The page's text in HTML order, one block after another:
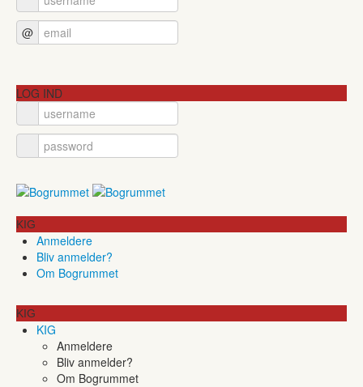
@
LOG IND
KIG
Anmeldere
Bliv anmelder?
Om Bogrummet
KIG
KIG
Anmeldere
Bliv anmelder?
Om Bogrummet